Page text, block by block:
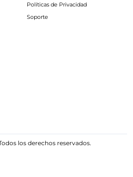
Políticas de Privacidad
Soporte
los derechos reservados.